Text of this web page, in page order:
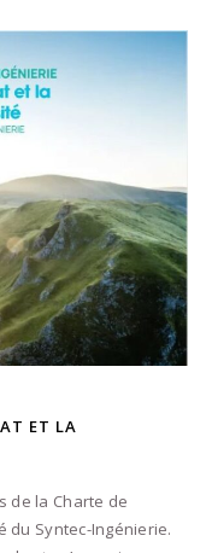
ET LA
de la Charte de
du Syntec-Ingénierie.